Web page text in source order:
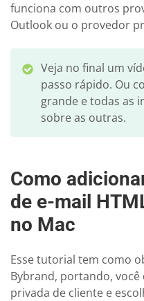
funciona com outros
Outlook ou o provedor
Veja no final um
passo rápido. Ou
grande e todas as
sobre as outras.
Como
de e-mail
no Mac
Esse tutorial tem como
Bybrand, portando, você
privada de cliente e